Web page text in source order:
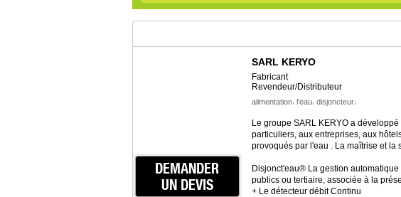
DEMANDER
UN DEVIS
SARL KERYO
Fabricant
Revendeur/Distributeur
alimentation, l'eau, disjoncteur,
Le groupe SARL KERYO a
particuliers, aux entreprises, aux
provoqués par l'eau . La maîtrise et la
Disjonct'eau® La gestion
publics ou tertiaire, associée à la
+ Le détecteur débit Continu